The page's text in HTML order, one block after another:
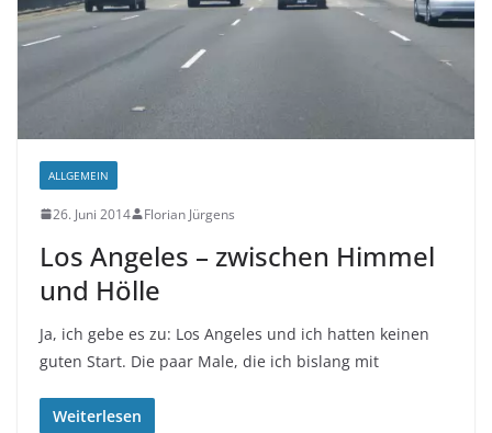
ALLGEMEIN
26. Juni 2014 Florian Jürgens
Los Angeles – zwischen Himmel
und Hölle
Ja, ich gebe es zu: Los Angeles und ich hatten keinen
guten Start. Die paar Male, die ich bislang mit
Weiterlesen